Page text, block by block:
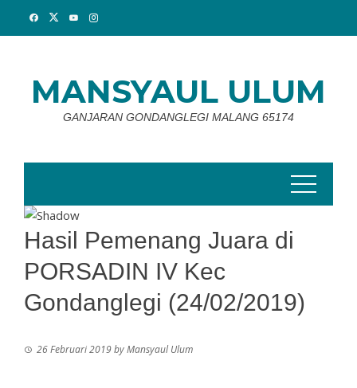
MANSYAUL ULUM
GANJARAN GONDANGLEGI MALANG 65174
Hasil Pemenang Juara di
PORSADIN IV Kec
Gondanglegi (24/02/2019)
26 Februari 2019byMansyaul Ulum